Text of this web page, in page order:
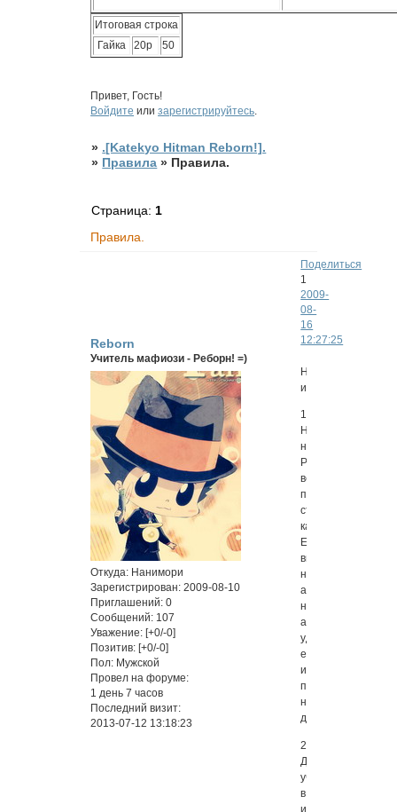
Итоговая строка
Гайка
20р 50
Привет, Гость!
Войдите илизарегистрируйтесь
» .[Katekyo Hitman Reborn!].
» Правила » Правила.
Правила.
Страница:1
Поделиться
1
2009-
08-
16
12:27:25
Reborn
Учитель мафиози - Реборн! =)
Откуда: Нанимори
Зарегистрирован: 2009-08-10
Приглашений: 0
Сообщений: 107
Уважение: [+0/-0]
Позитив: [+0/-0]
Пол: Мужской
Провел на форуме:
1 день 7 часов
Последний визит:
2013-07-12 13:18:23
Непосредственно
игра.
1.
На
нашей
Ролевой
все
персонажи
строго
канические.
Если
вы
написали
анкету
неканона,
администрация
удалит
ее
или
попросит
написать
другую.
2.
Для
участия
в
игре